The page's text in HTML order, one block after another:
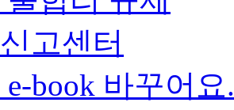
신고센터
e-book 바꾸어요.